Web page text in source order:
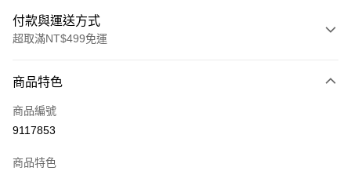
付款與運送方式
超取滿NT$499免運
信用卡一次付款
超商取貨付款
商品特色
商品編號
9117853
商品特色